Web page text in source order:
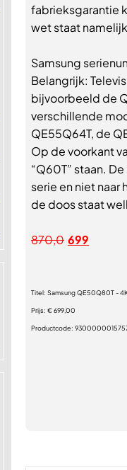
fabrieksgarantie
wet staat
Samsung
Belangrijk:
bijvoorbeeld de
verschillende
QE55Q64T, de
Op de voorkant
“Q60T” staan.
serie en niet
de doos staat
870,0 699
Titel: Samsung QE50Q80T -
Prijs: € 699,00
Productcode: